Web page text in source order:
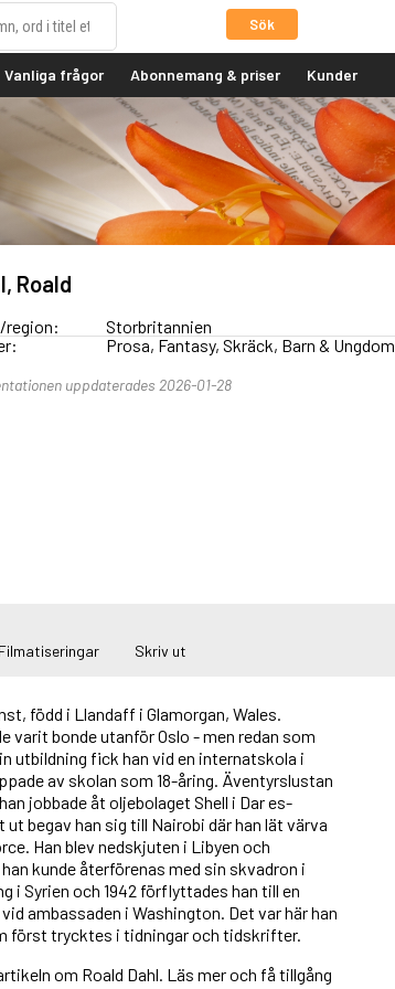
Sök
Vanliga frågor Abonnemang & priser Kunder
Roald
region:
Storbritannien
Prosa, Fantasy, Skräck, Barn & Ungdom
uppdaterades 2026-01-28
Filmatiseringar Skriv ut
född i Llandaff i Glamorgan, Wales.
varit bonde utanför Oslo - men redan som
utbildning fick han vid en internatskola i
av skolan som 18-åring. Äventyrslustan
jobbade åt oljebolaget Shell i Dar es-
begav han sig till Nairobi där han lät värva
Han blev nedskjuten i Libyen och
kunde återförenas med sin skvadron i
i Syrien och 1942 förflyttades han till en
ambassaden i Washington. Det var här han
först trycktes i tidningar och tidskrifter.
om Roald Dahl. Läs mer och få tillgång